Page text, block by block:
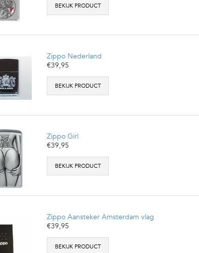
BEKIJK PRODUCT
Zippo Nederland
€39,95
BEKIJK PRODUCT
Zippo Girl
€39,95
BEKIJK PRODUCT
Zippo Aansteker Amsterdam vlag
€39,95
BEKIJK PRODUCT